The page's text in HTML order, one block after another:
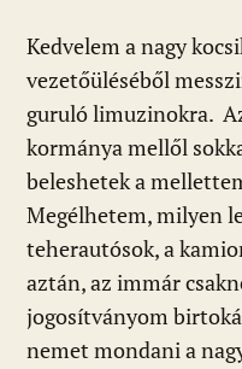
o
o
k
A
p
p
Kedvelem a nagy
vezetőüléséből
guruló limuzinokra.
kormánya mellől
beleshetek a
Megélhetem, milyen
teherautósok, a
aztán, az immár
jogosítványom
nemet mondani a